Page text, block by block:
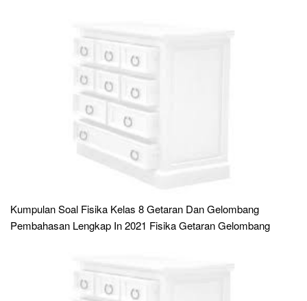
Kumpulan Soal Fisika Kelas 8 Getaran Dan Gelombang
Pembahasan Lengkap In 2021 Fisika Getaran Gelombang